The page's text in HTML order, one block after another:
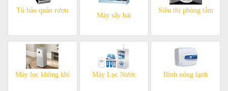
Tủ bảo quản rượu
Máy sấy bát
Siêu thị phòng tắm
Máy lọc không khí Máy Lọc Nước Bình nóng lạnh